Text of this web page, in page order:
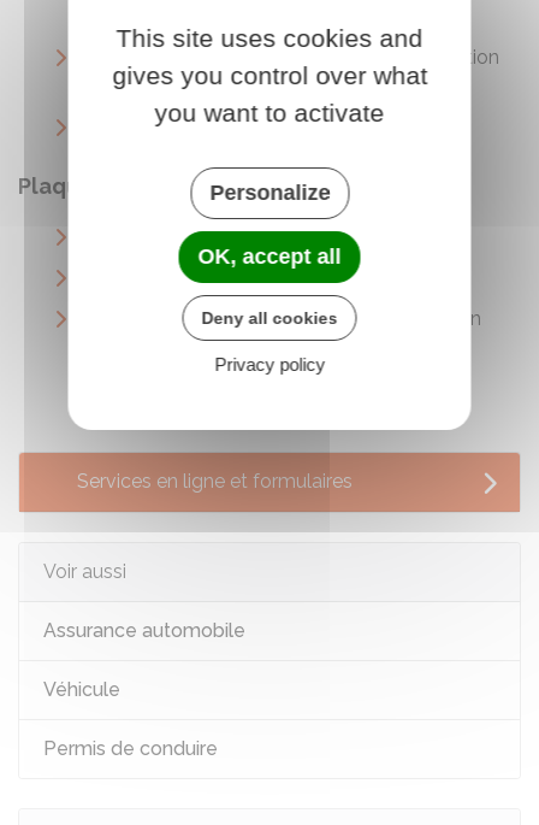
Véhicule modifié et certificat d'immatriculation
(ex-carte grise)
Véhicule à détruire et carte grise
Plaques d'immatriculation
Plaques d'immatriculation
Vol de plaque d'immatriculation
Usurpation de plaque d'immatriculation d'un
Services en ligne et formulaires
Voir aussi
Assurance automobile
Véhicule
Permis de conduire
This site uses cookies and
gives you control over what
you want to activate
Personalize
OK, accept all
Deny all cookies
Privacy policy